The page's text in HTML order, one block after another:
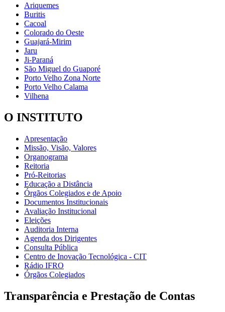
Ariquemes
Buritis
Cacoal
Colorado do Oeste
Guajará-Mirim
Jaru
Ji-Paraná
São Miguel do Guaporé
Porto Velho Zona Norte
Porto Velho Calama
Vilhena
O INSTITUTO
Apresentação
Missão, Visão, Valores
Organograma
Reitoria
Pró-Reitorias
Educação a Distância
Órgãos Colegiados e de Apoio
Documentos Institucionais
Avaliação Institucional
Eleições
Auditoria Interna
Agenda dos Dirigentes
Consulta Pública
Centro de Inovação Tecnológica - CIT
Rádio IFRO
Órgãos Colegiados
Transparência e Prestação de Contas